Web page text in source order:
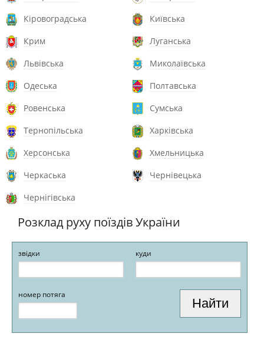
Кіровоградська
Київська
Крим
Луганська
Львівська
Миколаївська
Одеська
Полтавська
Ровенська
Сумська
Тернопільська
Харківська
Херсонська
Хмельницька
Черкаська
Чернівецька
Чернігівська
Розклад руху поїздів України
звідки куди
номер потяга